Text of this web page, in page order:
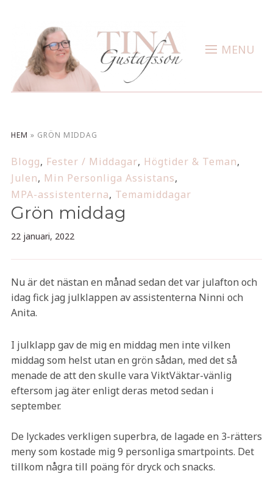
MENU
HEM » GRÖN MIDDAG
Blogg, Fester / Middagar, Högtider & Teman,
Julen, Min Personliga Assistans,
MPA-assistenterna, Temamiddagar
Grön middag
22 januari, 2022
Nu är det nästan en månad sedan det var julafton och
idag fick jag julklappen av assistenterna Ninni och
Anita.
I julklapp gav de mig en middag men inte vilken
middag som helst utan en grön sådan, med det så
menade de att den skulle vara ViktVäktar-vänlig
eftersom jag äter enligt deras metod sedan i
september.
De lyckades verkligen superbra, de lagade en 3-rätters
meny som kostade mig 9 personliga smartpoints. Det
tillkom några till poäng för dryck och snacks.